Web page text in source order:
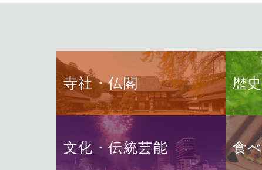
寺社・仏閣 歴史
文化・伝統芸能 食